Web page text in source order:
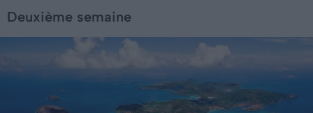
Deuxième semaine